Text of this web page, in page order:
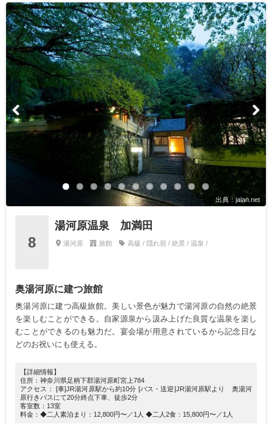
出典：jalan.net
8
湯河原温泉 加満田
湯河原 旅館 高級 / 隠れ宿 / 絶景 / 温泉 /
奥湯河原に建つ旅館
奥湯河原に建つ高級旅館。美しい景色が魅力で湯河原の自然の絶景
を楽しむことができる。自家源泉から汲み上げた良質な温泉を楽し
むことができるのも魅力だ。宴会場が用意されているから記念日な
どのお祝いにも使える。
【詳細情報】
住所：神奈川県足柄下郡湯河原町宮上784
アクセス： [車]JR湯河原駅から約10分 [バス・送迎]JR湯河原駅より 奥湯河
原行きバスにて20分終点下車、徒歩2分
客室数：13室
料金：◆二人素泊まり：12,800円〜／1人 ◆二人2食：15,800円〜／1人